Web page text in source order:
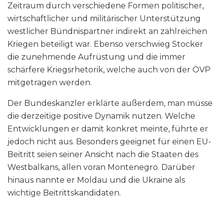
Zeitraum durch verschiedene Formen politischer,
wirtschaftlicher und militärischer Unterstützung
westlicher Bündnispartner indirekt an zahlreichen
Kriegen beteiligt war. Ebenso verschwieg Stocker
die zunehmende Aufrüstung und die immer
schärfere Kriegsrhetorik, welche auch von der ÖVP
mitgetragen werden.
Der Bundeskanzler erklärte außerdem, man müsse
die derzeitige positive Dynamik nutzen. Welche
Entwicklungen er damit konkret meinte, führte er
jedoch nicht aus. Besonders geeignet für einen EU-
Beitritt seien seiner Ansicht nach die Staaten des
Westbalkans, allen voran Montenegro. Darüber
hinaus nannte er Moldau und die Ukraine als
wichtige Beitrittskandidaten.